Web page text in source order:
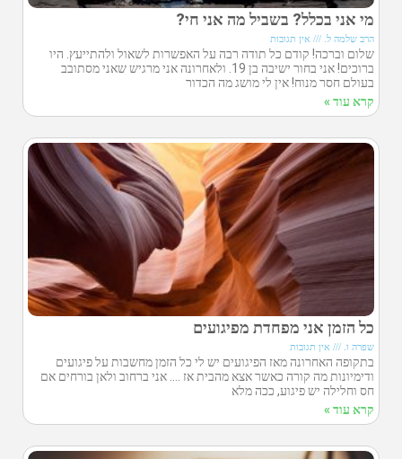
מי אני בכלל? בשביל מה אני חי?
הרב שלמה ל. אין תגובות
שלום וברכה! קודם כל תודה רבה על האפשרות לשאול ולהתייעץ. היו
ברוכים! אני בחור ישיבה בן 19. ולאחרונה אני מרגיש שאני מסתובב
בעולם חסר מנוח! אין לי מושג מה הכדור
קרא עוד »
כל הזמן אני מפחדת מפיגועים
שפרה ו. אין תגובות
בתקופה האחרונה מאז הפיגועים יש לי כל הזמן מחשבות על פיגועים
ודימיונות מה קורה כאשר אצא מהבית אז …. אני ברחוב ולאן בורחים אם
חס וחלילה יש פיגוע, ככה מלא
קרא עוד »